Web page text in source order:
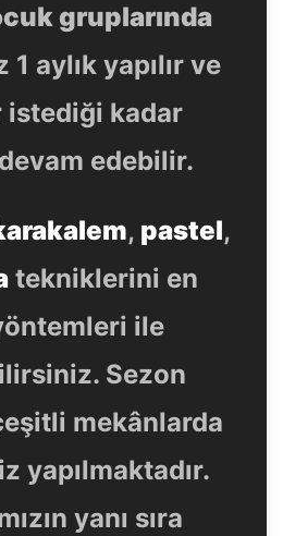
gruplarında
1 aylık yapılır ve
istediği kadar
edebilir.
, pastel,
tekniklerini en
ile
Sezon
mekânlarda
yapılmaktadır.
yanı sıra